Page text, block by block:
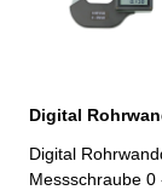
Digital
Messschraube 0